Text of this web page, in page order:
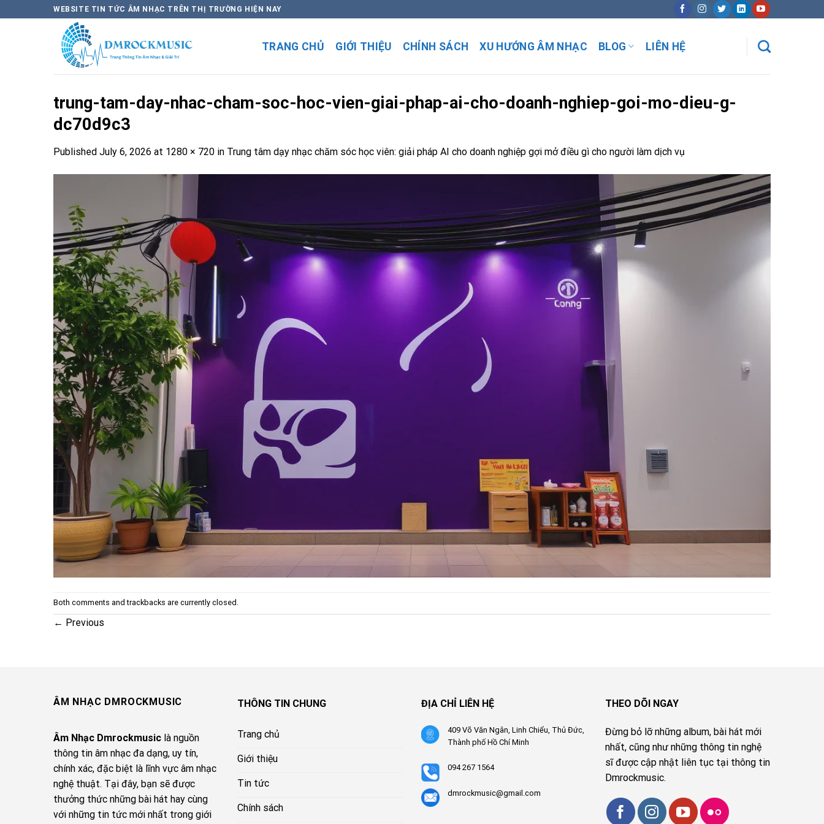
WEBSITE TIN TỨC ÂM NHẠC TRÊN THỊ TRƯỜNG HIỆN NAY
TRANG CHỦ GIỚI THIỆU CHÍNH SÁCH XU HƯỚNG ÂM NHẠC BLOG LIÊN HỆ
trung-tam-day-nhac-cham-soc-hoc-vien-giai-phap-ai-cho-doanh-nghiep-goi-mo-dieu-g-
dc70d9c3
Published July 6, 2026 at 1280 × 720 in Trung tâm dạy nhạc chăm sóc học viên: giải pháp AI cho doanh nghiệp gợi mở điều gì cho người làm dịch vụ
Both comments and trackbacks are currently closed.
← Previous
ÂM NHẠC DMROCKMUSIC
Âm Nhạc Dmrockmusic là nguồn
thông tin âm nhạc đa dạng, uy tín,
chính xác, đặc biệt là lĩnh vực âm nhạc
nghệ thuật. Tại đây, bạn sẽ được
thưởng thức những bài hát hay cùng
với những tin tức mới nhất trong giới
THÔNG TIN CHUNG
Trang chủ
Giới thiệu
Tin tức
Chính sách
ĐỊA CHỈ LIÊN HỆ
409 Võ Văn Ngân, Linh Chiểu, Thủ Đức,
Thành phố Hồ Chí Minh
094 267 1564
dmrockmusic@gmail.com
THEO DÕI NGAY
Đừng bỏ lỡ những album, bài hát mới
nhất, cũng như những thông tin nghệ
sĩ được cập nhật liên tục tại thông tin
Dmrockmusic.